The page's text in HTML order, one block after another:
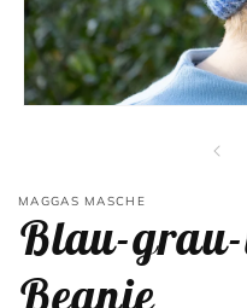
MAGGAS MASCHE
Blau-grau-
Beanie